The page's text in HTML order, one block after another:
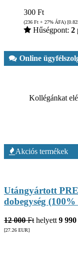
300 Ft
(236 Ft + 27% ÁFA) [0.82
Hűségpont: 2
Online
Kollégánkat
Akciós termékek
Utángyártott
dobegység
12 000 Fthelyett9 990
[27.26 EUR]